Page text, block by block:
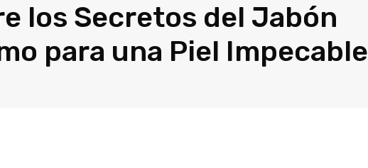
los Secretos del Jabón
para una Piel Impecable